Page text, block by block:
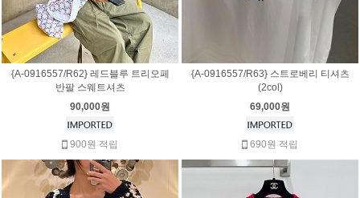
{A-0916557/R62} 레드블루 트리오페
반팔 스웨트셔츠
90,000원
900원 적립
{A-0916557/R63} 스트로베리 티셔츠
(2col)
69,000원
690원 적립